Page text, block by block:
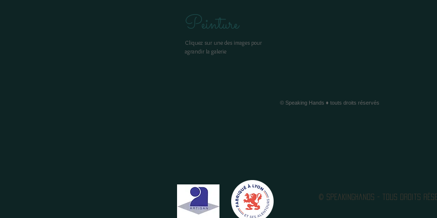
Peinture
Cliquez sur une des images pour
agrandir la galerie
© Speaking Hands ♦ touts droits réservés
© SpeakingHands - tous droits